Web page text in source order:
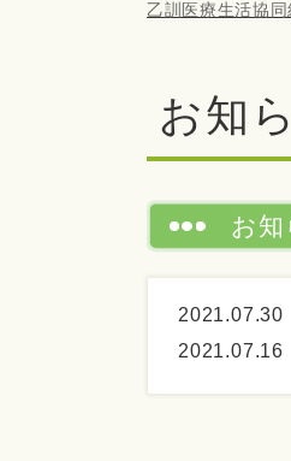
乙訓医療生活協
お知
お知
2021.07.30
2021.07.16